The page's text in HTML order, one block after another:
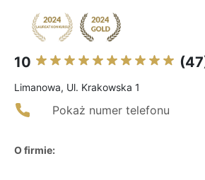
10
Limanowa, Ul. Krakowska 1
Pokaż numer telefonu
O firmie: